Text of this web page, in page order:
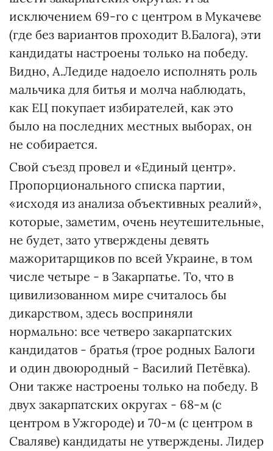
исключением 69-го с центром в Мукачеве
(где без вариантов проходит В.Балога), эти
кандидаты настроены только на победу.
Видно, А.Ледиде надоело исполнять роль
мальчика для битья и молча наблюдать,
как ЕЦ покупает избирателей, как это
было на последних местных выборах, он
не собирается.
Свой съезд провел и «Единый центр».
Пропорционального списка партии,
«исходя из анализа объективных реалий»,
которые, заметим, очень неутешительные,
не будет, зато утверждены девять
мажоритарщиков по всей Украине, в том
числе четыре - в Закарпатье. То, что в
цивилизованном мире считалось бы
дикарством, здесь восприняли
нормально: все четверо закарпатских
кандидатов - братья (трое родных Балоги
и один двоюродный - Василий Петёвка).
Они также настроены только на победу. В
двух закарпатских округах - 68-м (с
центром в Ужгороде) и 70-м (с центром в
Сваляве) кандидаты не утверждены. Лидер